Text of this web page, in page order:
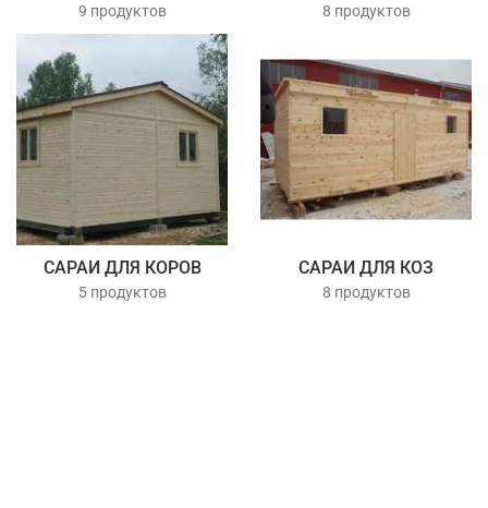
9 продуктов 8 продуктов
САРАИ ДЛЯ КОРОВ
5 продуктов
САРАИ ДЛЯ КОЗ
8 продуктов